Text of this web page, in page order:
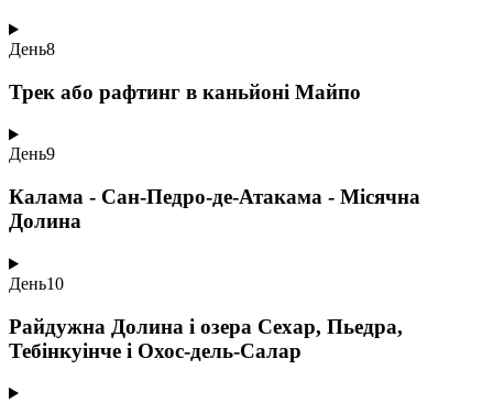
День8
Трек або рафтинг в каньйоні Майпо
День9
Калама - Сан-Педро-де-Атакама - Місячна
Долина
День10
Райдужна Долина і озера Сехар, Пьедра,
Тебінкуінче і Охос-дель-Салар